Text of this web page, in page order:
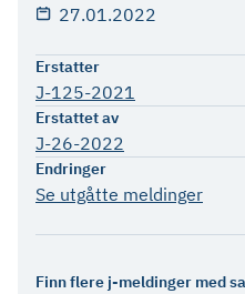
27.01.2022
Erstatter
J-125-2021
Erstattet av
J-26-2022
Endringer
Se utgåtte meldinger
Finn flere j-meldinger med